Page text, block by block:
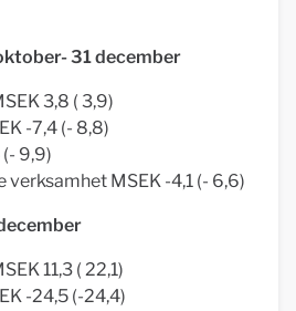
31 december
3,8 ( 3,9)
-7,4 (- 8,8)
(- 9,9)
verksamhet MSEK -4,1 (- 6,6)
11,3 ( 22,1)
-24,5 (-24,4)